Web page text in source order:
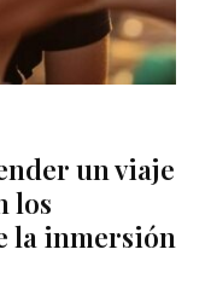
un viaje
los
la inmersión